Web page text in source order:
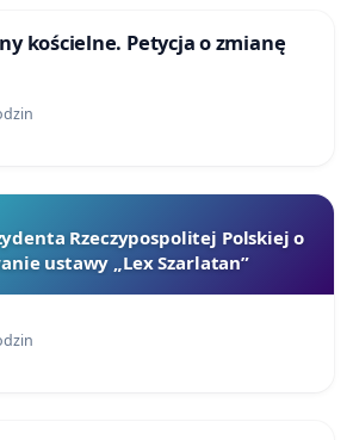
kościelne. Petycja o zmianę
Rzeczypospolitej Polskiej o
ustawy „Lex Szarlatan”